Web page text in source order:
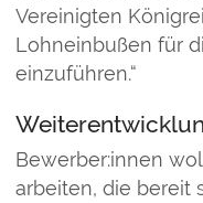
Vereinigten
Lohneinbußen für
einzuführen.“
Bewerber:innen
arbeiten, die bereit